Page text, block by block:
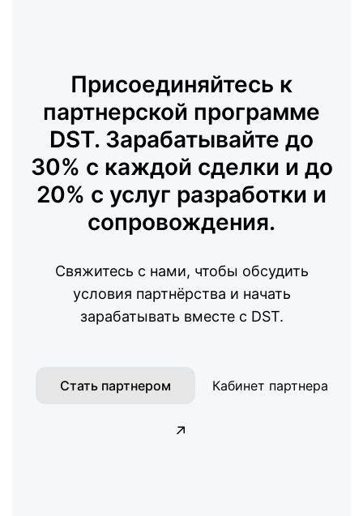
Присоединяйтесь к
партнерской программе
DST. Зарабатывайте до
30% с каждой сделки и до
20% с услуг разработки и
сопровождения.
Свяжитесь с нами, чтобы обсудить
условия партнёрства и начать
зарабатывать вместе с DST.
Стать партнером Кабинет партнера